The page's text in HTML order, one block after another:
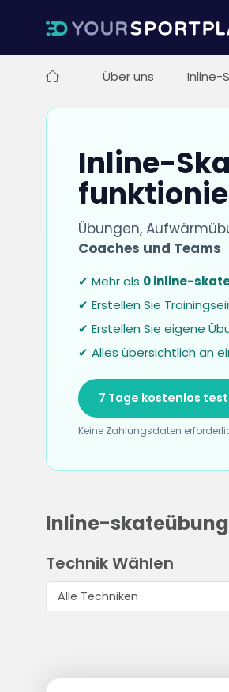
Über uns Inline-
Inline-
Übungen,
Coaches und Teams
✔ Mehr als 0 inline-
✔ Erstellen Sie
✔ Erstellen Sie eigene
✔ Alles übersichtlich an
7 Tage kostenlos
Keine Zahlungsdaten
Inline-
Technik Wählen